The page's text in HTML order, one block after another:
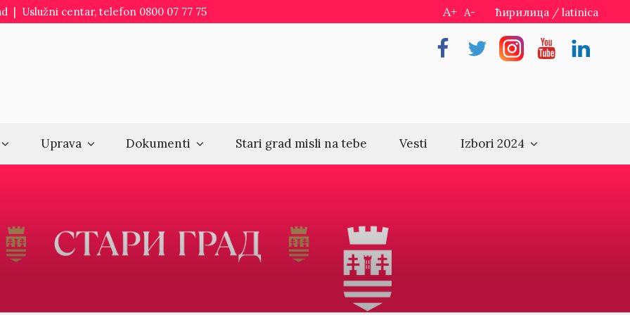
| Uslužni centar, telefon 0800 07 77 75 A+ A- ћирилица / latinica
FacebookTwitterInstragramYoutubeLinkedin
Uprava Dokumenti Stari grad misli na tebe Vesti Izbori 2024